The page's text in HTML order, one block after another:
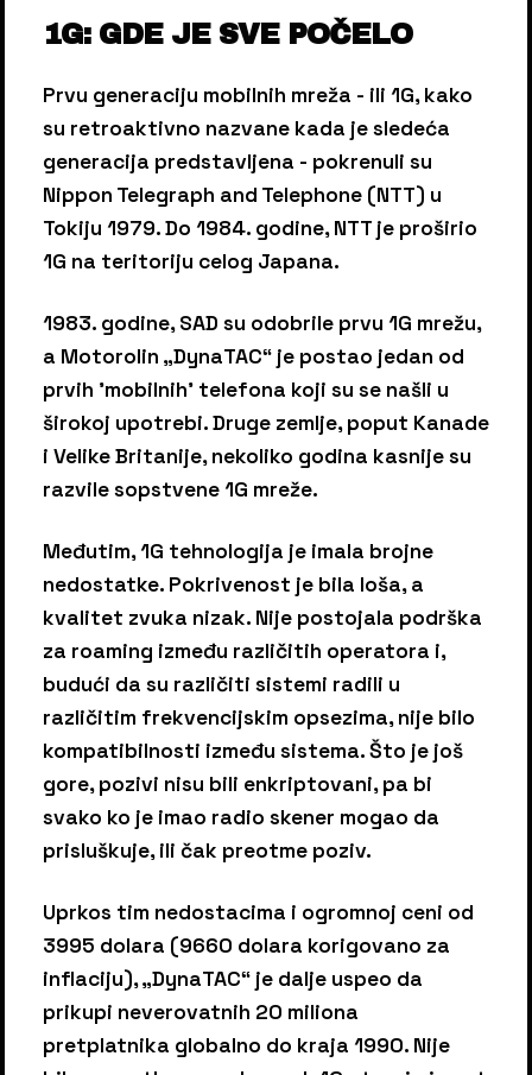
1G: GDE JE SVE POČELO
Prvu generaciju mobilnih mreža - ili 1G, kako
su retroaktivno nazvane kada je sledeća
generacija predstavljena - pokrenuli su
Nippon Telegraph and Telephone (NTT) u
Tokiju 1979. Do 1984. godine, NTT je proširio
1G na teritoriju celog Japana.
1983. godine, SAD su odobrile prvu 1G mrežu,
a Motorolin „DynaTAC“ je postao jedan od
prvih 'mobilnih' telefona koji su se našli u
širokoj upotrebi. Druge zemlje, poput Kanade
i Velike Britanije, nekoliko godina kasnije su
razvile sopstvene 1G mreže.
Međutim, 1G tehnologija je imala brojne
nedostatke. Pokrivenost je bila loša, a
kvalitet zvuka nizak. Nije postojala podrška
za roaming između različitih operatora i,
budući da su različiti sistemi radili u
različitim frekvencijskim opsezima, nije bilo
kompatibilnosti između sistema. Što je još
gore, pozivi nisu bili enkriptovani, pa bi
svako ko je imao radio skener mogao da
prisluškuje, ili čak preotme poziv.
Uprkos tim nedostacima i ogromnoj ceni od
3995 dolara (9660 dolara korigovano za
inflaciju), „DynaTAC“ je dalje uspeo da
prikupi neverovatnih 20 miliona
pretplatnika globalno do kraja 1990. Nije